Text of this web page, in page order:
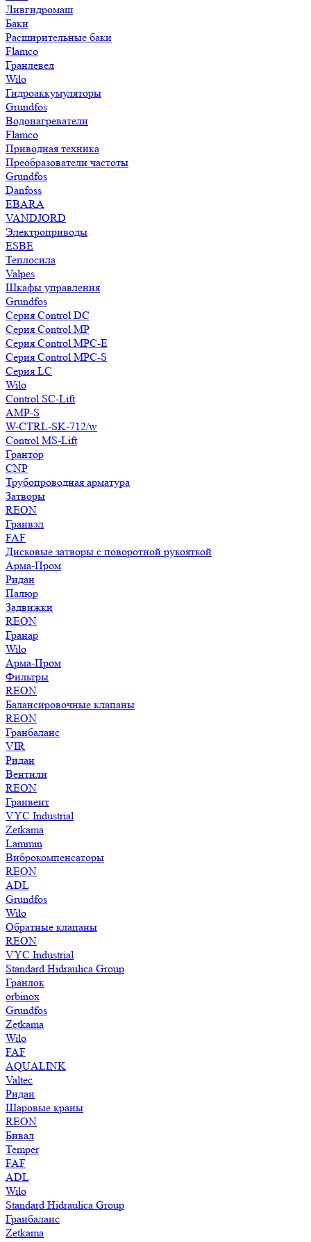
Ливгидромаш
Баки
Расширительные баки
Flamco
Гранлевел
Wilo
Гидроаккумуляторы
Grundfos
Водонагреватели
Flamco
Приводная техника
Преобразователи частоты
Grundfos
Danfoss
EBARA
VANDJORD
Электроприводы
ESBE
Теплосила
Valpes
Шкафы управления
Grundfos
Серия Control DC
Серия Control MP
Серия Control MPC-E
Серия Control MPC-S
Серия LC
Wilo
Control SC-Lift
AMP-S
W-CTRL-SK-712/w
Control MS-Lift
Грантор
CNP
Трубопроводная арматура
Затворы
REON
Гранвэл
FAF
Дисковые затворы с поворотной рукояткой
Арма-Пром
Ридан
Палюр
Задвижки
REON
Гранар
Wilo
Арма-Пром
Фильтры
REON
Балансировочные клапаны
REON
Гранбаланс
VIR
Ридан
Вентили
REON
Гранвент
VYC Industrial
Zetkama
Lammin
Виброкомпенсаторы
REON
ADL
Grundfos
Wilo
Обратные клапаны
REON
VYC Industrial
Standard Hidraulica Group
Гранлок
orbinox
Grundfos
Zetkama
Wilo
FAF
AQUALINK
Valtec
Ридан
Шаровые краны
REON
Бивал
Temper
FAF
ADL
Wilo
Standard Hidraulica Group
Гранбаланс
Zetkama